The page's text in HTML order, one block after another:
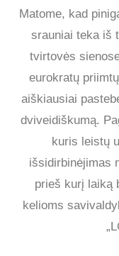
Matome, kad
srauniai teka iš
tvirtovės
eurokratų
aiškiausiai
dviveidiškumą.
kuris leistų
išsidirbinėjimas
prieš kurį laiką
kelioms